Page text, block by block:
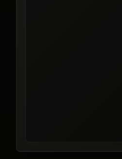
レート提供: TradingView / 表示は遅